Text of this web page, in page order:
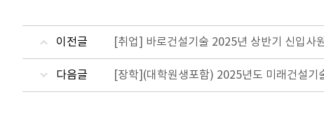
이전글 [취업] 바로건설기술 2025년 상반기 신입사
다음글 [장학](대학원생포함) 2025년도 미래건설기